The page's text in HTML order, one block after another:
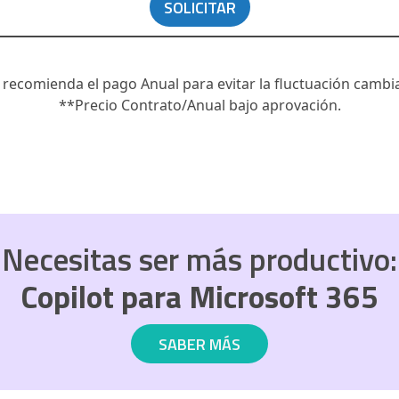
SOLICITAR
recomienda el pago Anual para evitar la fluctuación
**Precio Contrato/Anual bajo aprovación.
Necesitas ser más productivo:
Copilot para Microsoft 365
SABER MÁS